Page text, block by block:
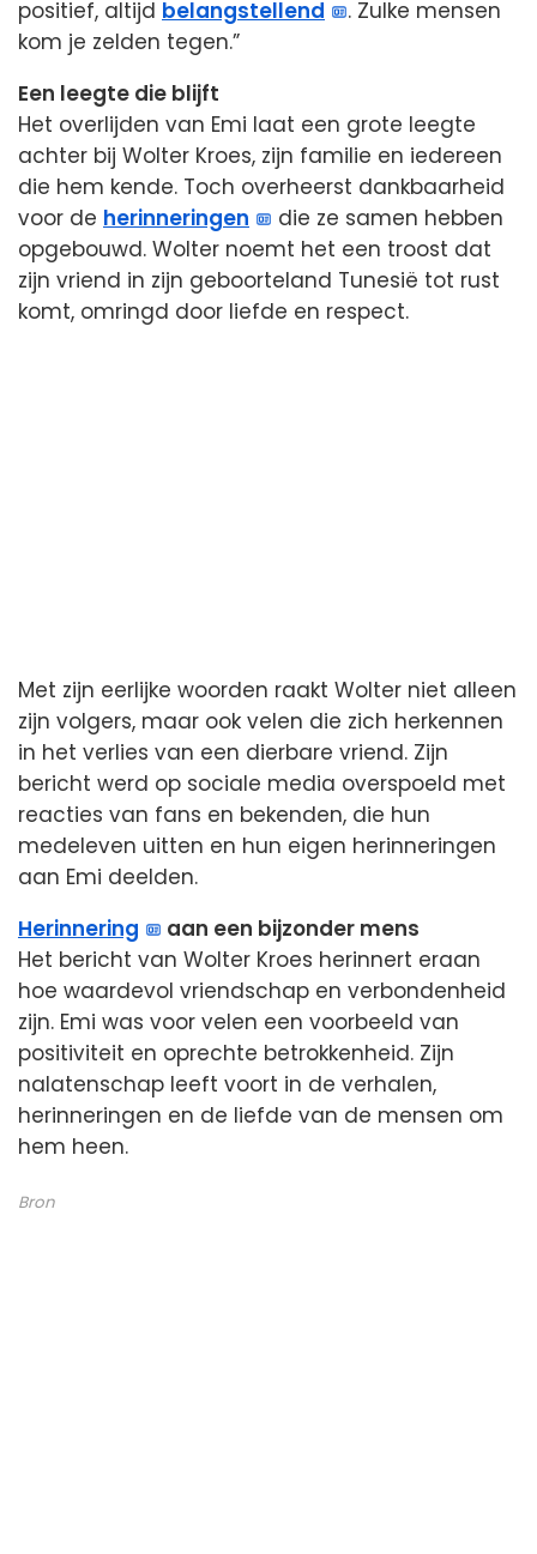
positief, altijd belangstellend
. Zulke mensen
kom je zelden tegen.”
Een leegte die blijft
Het overlijden van Emi laat een grote leegte
achter bij Wolter Kroes, zijn familie en iedereen
die hem kende. Toch overheerst dankbaarheid
voor de herinneringen
die ze samen hebben
opgebouwd. Wolter noemt het een troost dat
zijn vriend in zijn geboorteland Tunesië tot rust
komt, omringd door liefde en respect.
Met zijn eerlijke woorden raakt Wolter niet alleen
zijn volgers, maar ook velen die zich herkennen
in het verlies van een dierbare vriend. Zijn
bericht werd op sociale media overspoeld met
reacties van fans en bekenden, die hun
medeleven uitten en hun eigen herinneringen
aan Emi deelden.
Herinnering
aan een bijzonder mens
Het bericht van Wolter Kroes herinnert eraan
hoe waardevol vriendschap en verbondenheid
zijn. Emi was voor velen een voorbeeld van
positiviteit en oprechte betrokkenheid. Zijn
nalatenschap leeft voort in de verhalen,
herinneringen en de liefde van de mensen om
hem heen.
Bron